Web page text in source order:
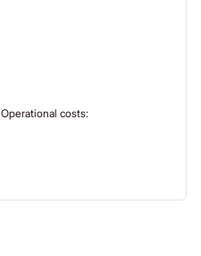
Operational costs: